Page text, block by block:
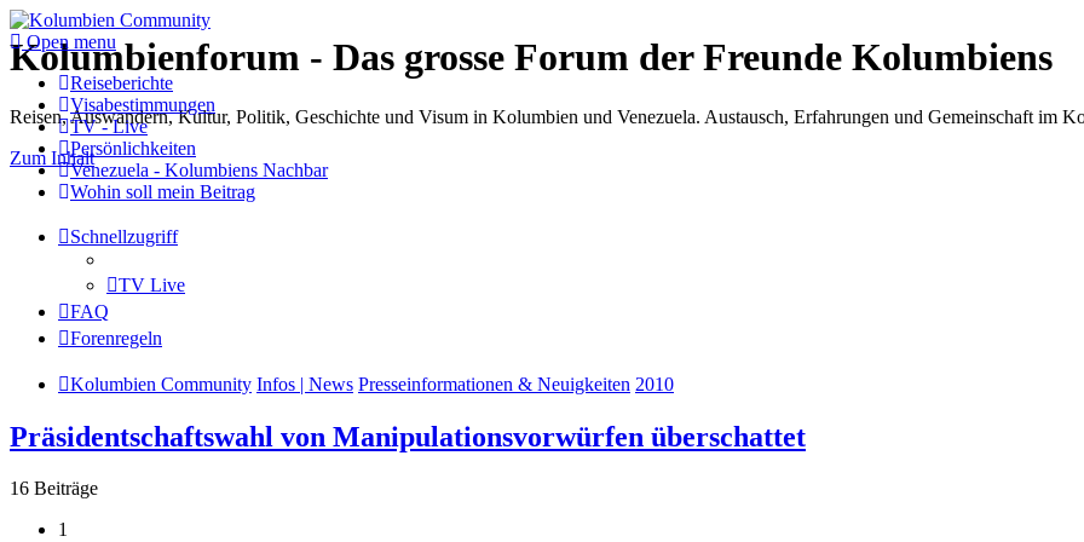
Kolumbienforum - Das grosse Forum der Freunde Kolumbiens
Reisen, Auswandern, Kultur, Politik, Geschichte und Visum in Kolumbien und Venezuela. Austausch, Erfahrungen und Gemeinschaft im
Zum Inhalt
Open menu
Reiseberichte
Visabestimmungen
TV - Live
Persönlichkeiten
Venezuela - Kolumbiens Nachbar
Wohin soll mein Beitrag
Schnellzugriff
TV Live
FAQ
Forenregeln
Kolumbien Community Infos | News Presseinformationen & Neuigkeiten 2010
Präsidentschaftswahl von Manipulationsvorwürfen überschattet
16 Beiträge
1